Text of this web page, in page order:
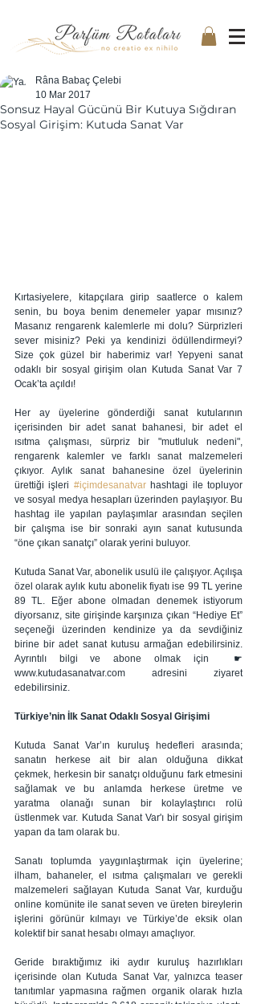
Sonsuz Hayal Gücünü Bir Kutuya Sığdıran
Sosyal Girişim: Kutuda Sanat Var
Râna Babaç Çelebi
10 Mar 2017
Kırtasiyelere, kitapçılara girip saatlerce o kalem
senin, bu boya benim denemeler yapar mısınız?
Masanız rengarenk kalemlerle mi dolu? Sürprizleri
sever misiniz? Peki ya kendinizi ödüllendirmeyi?
Size çok güzel bir haberimiz var! Yepyeni sanat
odaklı bir sosyal girişim olan Kutuda Sanat Var 7
Ocak’ta açıldı!
Her ay üyelerine gönderdiği sanat kutularının
içerisinden bir adet sanat bahanesi, bir adet el
ısıtma çalışması, sürpriz bir "mutluluk nedeni",
rengarenk kalemler ve farklı sanat malzemeleri
çıkıyor. Aylık sanat bahanesine özel üyelerinin
ürettiği işleri #içimdesanatvar hashtagi ile topluyor
ve sosyal medya hesapları üzerinden paylaşıyor. Bu
hashtag ile yapılan paylaşımlar arasından seçilen
bir çalışma ise bir sonraki ayın sanat kutusunda
“öne çıkan sanatçı” olarak yerini buluyor.
Kutuda Sanat Var, abonelik usulü ile çalışıyor. Açılışa
özel olarak aylık kutu abonelik fiyatı ise 99 TL yerine
89 TL. Eğer abone olmadan denemek istiyorum
diyorsanız, site girişinde karşınıza çıkan “Hediye Et”
seçeneği üzerinden kendinize ya da sevdiğiniz
birine bir adet sanat kutusu armağan edebilirsiniz.
Ayrıntılı bilgi ve abone olmak için  ☛
www.kutudasanatvar.com adresini ziyaret
edebilirsiniz.
Türkiye’nin İlk Sanat Odaklı Sosyal Girişimi
Kutuda Sanat Var’ın kuruluş hedefleri arasında;
sanatın herkese ait bir alan olduğuna dikkat
çekmek, herkesin bir sanatçı olduğunu fark etmesini
sağlamak ve bu anlamda herkese üretme ve
yaratma olanağı sunan bir kolaylaştırıcı rolü
üstlenmek var. Kutuda Sanat Var'ı bir sosyal girişim
yapan da tam olarak bu.
Sanatı toplumda yaygınlaştırmak için üyelerine;
ilham, bahaneler, el ısıtma çalışmaları ve gerekli
malzemeleri sağlayan Kutuda Sanat Var, kurduğu
online komünite ile sanat seven ve üreten bireylerin
işlerini görünür kılmayı ve Türkiye’de eksik olan
kolektif bir sanat hesabı olmayı amaçlıyor.
Geride bıraktığımız iki aydır kuruluş hazırlıkları
içerisinde olan Kutuda Sanat Var, yalnızca teaser
tanıtımlar yapmasına rağmen organik olarak hızla